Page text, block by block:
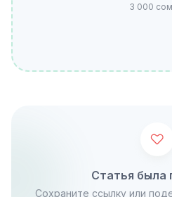
3 000
Статья была
Сохраните ссылку или